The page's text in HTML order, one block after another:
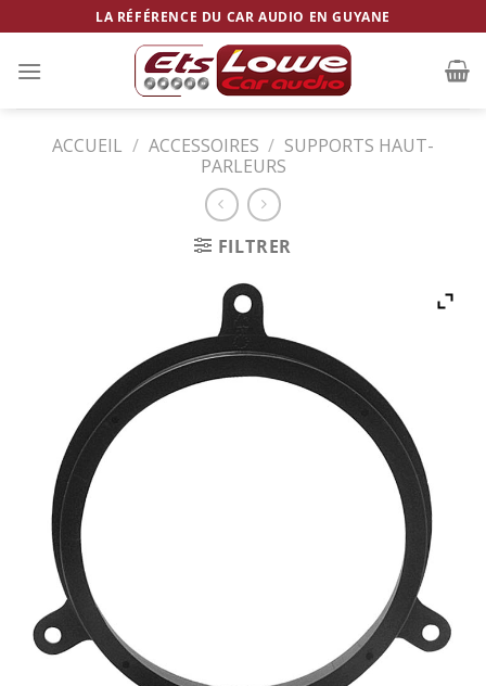
to
content
LA RÉFÉRENCE DU CAR AUDIO EN GUYANE
ACCUEIL / ACCESSOIRES / SUPPORTS HAUT-
PARLEURS
FILTRER